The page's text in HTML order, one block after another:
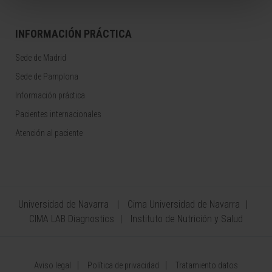
INFORMACIÓN PRÁCTICA
Sede de Madrid
Sede de Pamplona
Información práctica
Pacientes internacionales
Atención al paciente
Universidad de Navarra
Cima Universidad de Navarra
CIMA LAB Diagnostics
Instituto de Nutrición y Salud
Aviso legal Política de privacidad Tratamiento datos